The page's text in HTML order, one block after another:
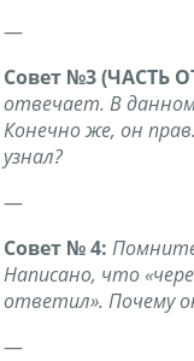
—
Совет №3 (ЧАСТЬ
отвечает. В данном
Конечно же, он
узнал?
—
Совет № 4:
Написано, что
ответил». Почему
—